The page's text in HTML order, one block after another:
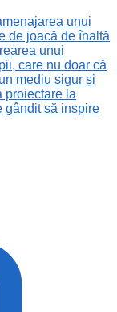
unui
de joacă de înaltă
unui
care nu doar că
mediu sigur și
proiectare la
gândit să inspire